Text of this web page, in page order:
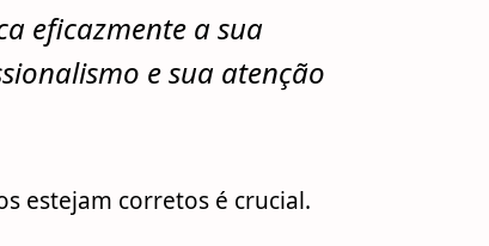
eficazmente a sua
e sua atenção
estejam corretos é crucial.